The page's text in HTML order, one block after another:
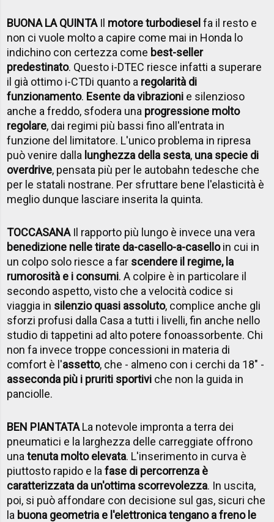
BUONA LA QUINTAIl motore turbodiesel fa il resto e
non ci vuole molto a capire come mai in Honda lo
indichino con certezza come best-seller
predestinato. Questo i-DTEC riesce infatti a superare
il già ottimo i-CTDi quanto a regolarità di
funzionamento. Esente da vibrazioni e silenzioso
anche a freddo, sfodera una progressione molto
regolare, dai regimi più bassi fino all'entrata in
funzione del limitatore. L'unico problema in ripresa
può venire dalla lunghezza della sesta, una specie di
overdrive, pensata più per le autobahn tedesche che
per le statali nostrane. Per sfruttare bene l'elasticità è
meglio dunque lasciare inserita la quinta.
TOCCASANAIl rapporto più lungo è invece una vera
benedizione nelle tirate da-casello-a-caselloin cui in
un colpo solo riesce a far scendere il regime, la
rumorosità e i consumi. A colpire è in particolare il
secondo aspetto, visto che a velocità codice si
viaggia in silenzio quasi assoluto, complice anche gli
sforzi profusi dalla Casa a tutti i livelli, fin anche nello
studio di tappetini ad alto potere fonoassorbente. Chi
non fa invece troppe concessioni in materia di
comfort è l'assetto, che - almeno con i cerchi da 18" -
asseconda più i pruriti sportivi che non la guida in
panciolle.
BEN PIANTATALa notevole impronta a terra dei
pneumatici e la larghezza delle carreggiate offrono
unatenuta molto elevata. L'inserimento in curva è
piuttosto rapido e lafase di percorrenza è
caratterizzata da un'ottima scorrevolezza. In uscita,
poi, si può affondare con decisione sul gas, sicuri che
la buona geometria e l'elettronica tengano a freno le